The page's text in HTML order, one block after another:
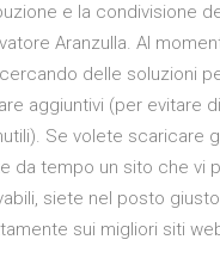
e la condivisione
Aranzulla. Al
delle soluzioni
aggiuntivi (per evitare
Se volete scaricare
da tempo un sito che vi
siete nel posto
sui migliori siti